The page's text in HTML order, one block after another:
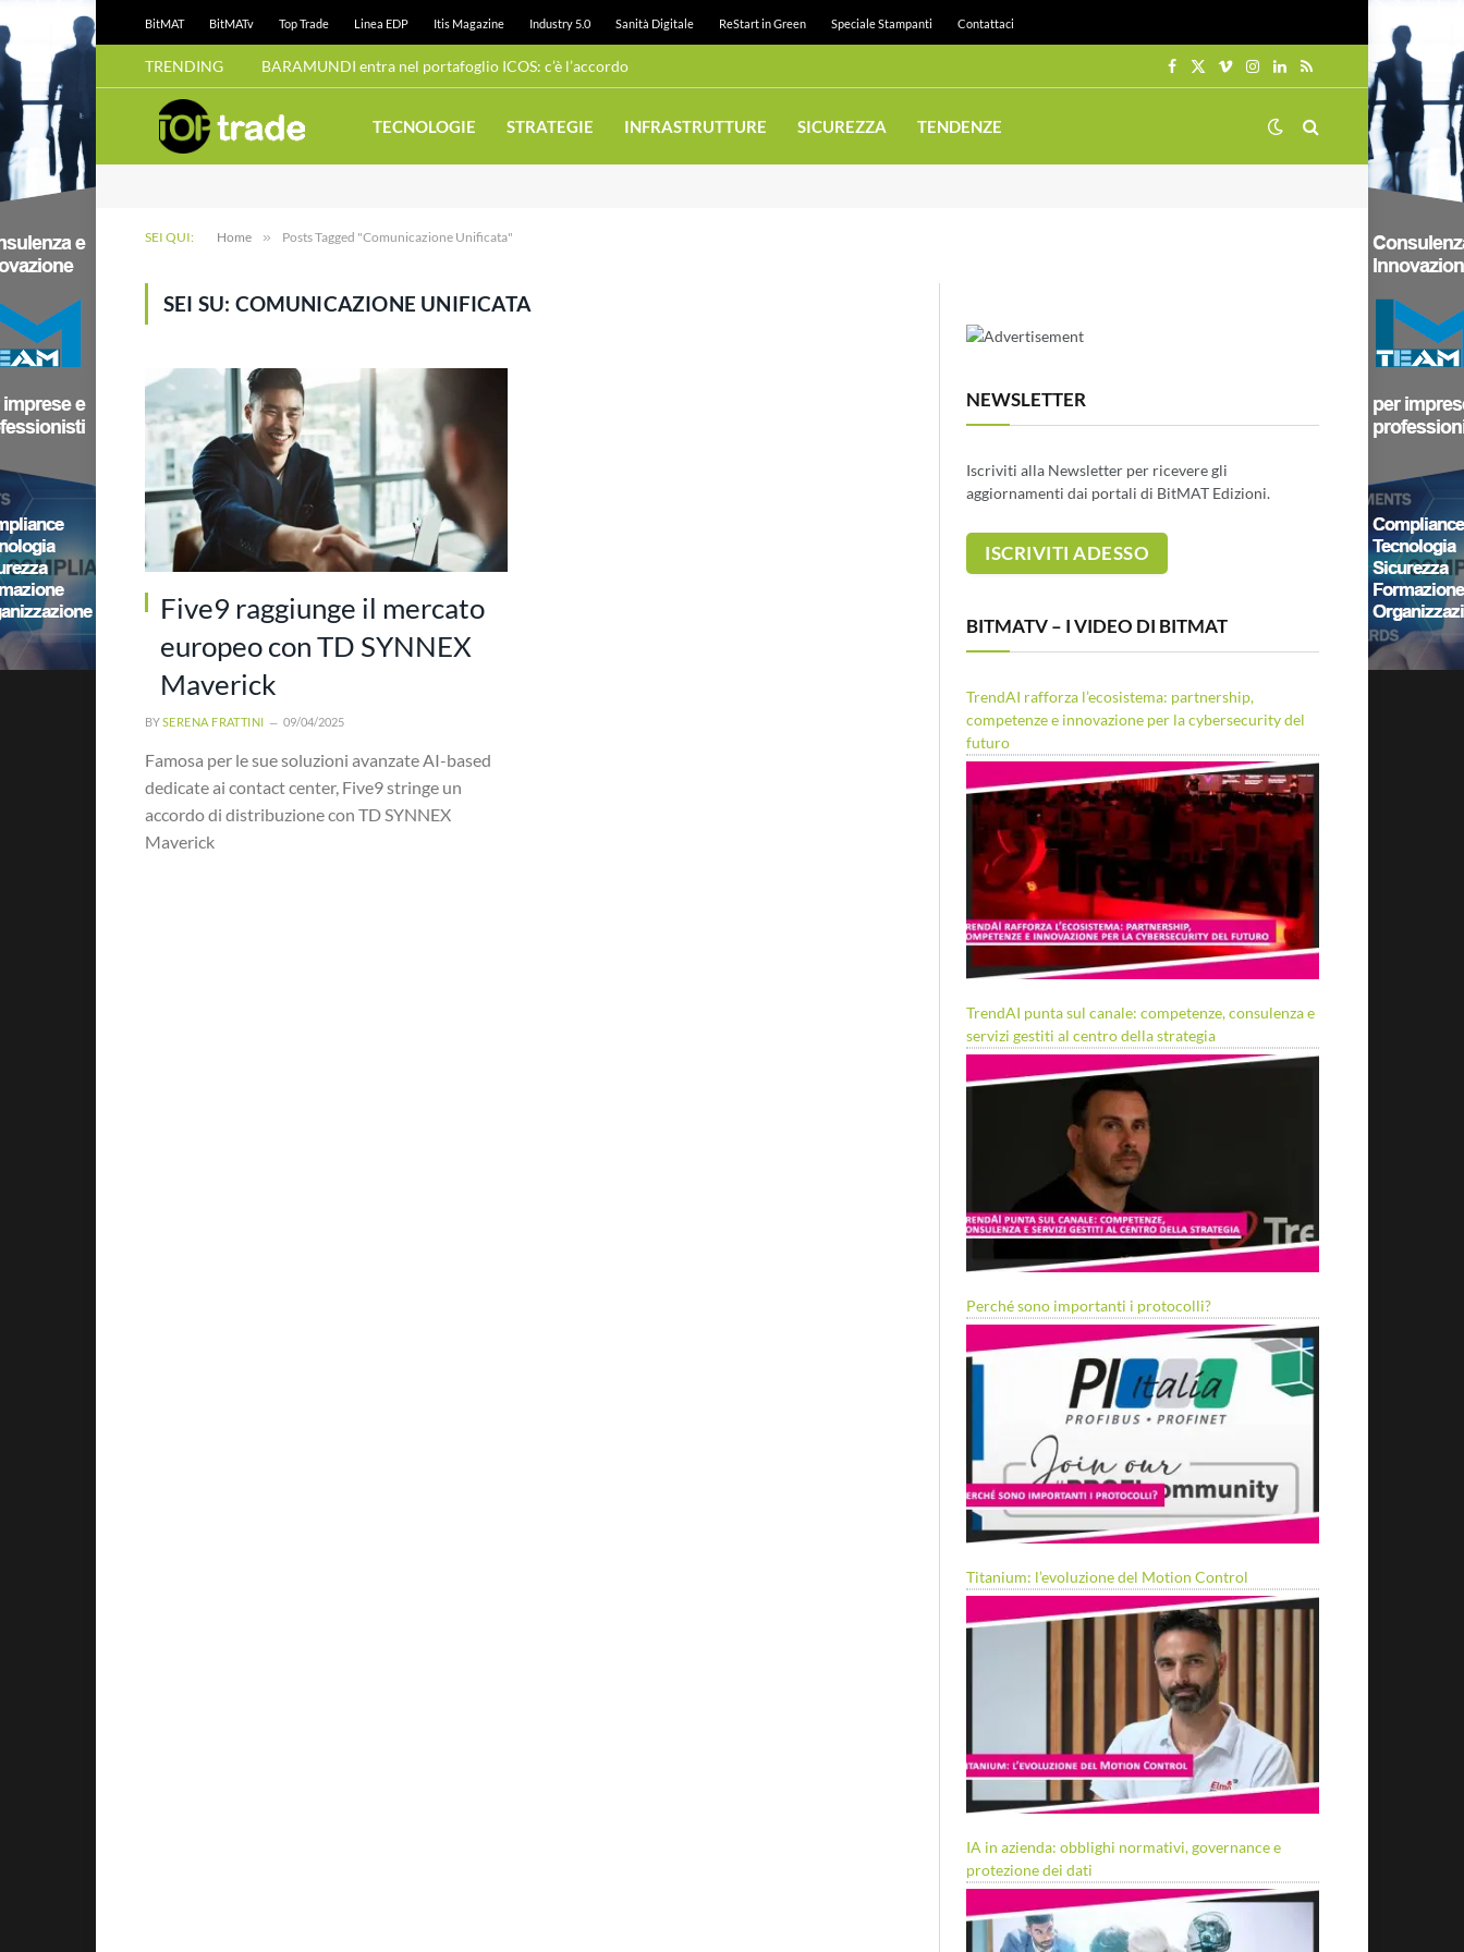
BitMAT BitMATv Top Trade Linea EDP Itis Magazine Industry 5.0 Sanità Digitale ReStart in Green Speciale Stampanti Contattaci
TRENDING BARAMUNDI entra nel portafoglio ICOS: c’è l’accordo
Facebook
X
VimeoInstagram
LinkedIn
RSS
TECNOLOGIE STRATEGIE INFRASTRUTTURE SICUREZZA TENDENZE
SEI QUI: Home » Posts Tagged "Comunicazione Unificata"
SEI SU: COMUNICAZIONE UNIFICATA
Five9 raggiunge il mercato
europeo con TD SYNNEX
Maverick
BYSERENA FRATTINI 09/04/2025
Famosa per le sue soluzioni avanzate AI-based
dedicate ai contact center, Five9 stringe un
accordo di distribuzione con TD SYNNEX
Maverick
NEWSLETTER
Iscriviti alla Newsletter per ricevere gli
aggiornamenti dai portali di BitMAT Edizioni.
BITMATV – I VIDEO DI BITMAT
TrendAI rafforza l’ecosistema: partnership,
competenze e innovazione per la cybersecurity del
futuro
TrendAI punta sul canale: competenze, consulenza e
servizi gestiti al centro della strategia
Perché sono importanti i protocolli?
Titanium: l’evoluzione del Motion Control
IA in azienda: obblighi normativi, governance e
protezione dei dati